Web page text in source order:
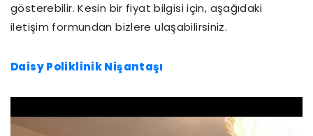
gösterebilir. Kesin bir fiyat bilgisi için, aşağıdaki
iletişim formundan bizlere ulaşabilirsiniz.
Daisy Poliklinik Nişantaşı